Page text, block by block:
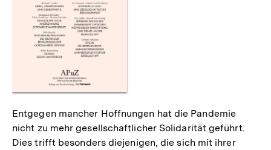
Entgegen mancher Hoffnungen hat die Pandemie
nicht zu mehr gesellschaftlicher Solidarität geführt.
Dies trifft besonders diejenigen, die sich mit ihrer